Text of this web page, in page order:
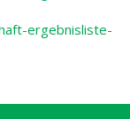
ergebnisliste-